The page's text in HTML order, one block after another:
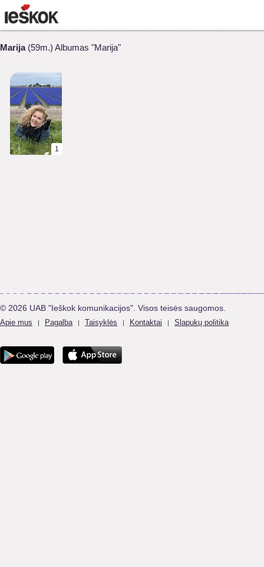
Marija(59m.) Albumas "Marija"
1
© 2026 UAB "Ieškok komunikacijos". Visos teisės saugomos.
Apie mus | Pagalba | Taisyklės | Kontaktai | Slapukų politika